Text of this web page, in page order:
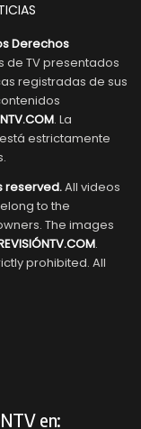
Derechos
de TV presentados
registradas de sus
. La
estrictamente
reserved.All videos
to the
The images
.
prohibited. All
en: